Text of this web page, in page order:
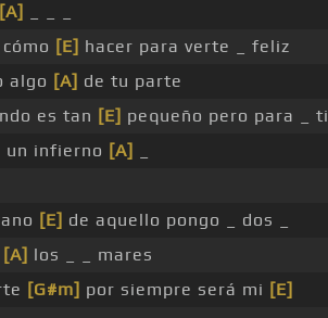
[A]
cómo [E] hacer para verte _ feliz
algo [A] de tu parte
es tan [E] pequeño pero para _ ti
un infierno [A]
[E] de aquello pongo _ dos _
[A] los _ _ mares
[G#m] por siempre será mi [E]